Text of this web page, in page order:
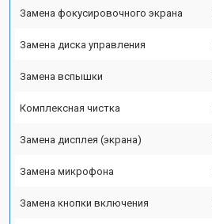
Замена фокусировочного экрана
Замена диска управления
Замена вспышки
Комплексная чистка
Замена дисплея (экрана)
Замена микрофона
Замена кнопки включения